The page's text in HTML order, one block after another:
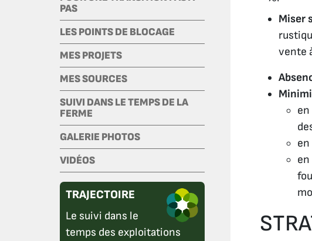
PAS
LES POINTS DE BLOCAGE
MES PROJETS
MES SOURCES
SUIVI DANS LE TEMPS DE LA
FERME
GALERIE PHOTOS
VIDÉOS
TRAJECTOIRE
Le suivi dans le
temps des exploitations
Miser
vente